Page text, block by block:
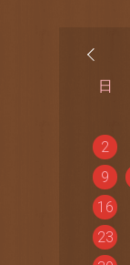
日
2
9
16
23